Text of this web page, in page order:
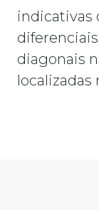
indicativas
diagonais
localizadas